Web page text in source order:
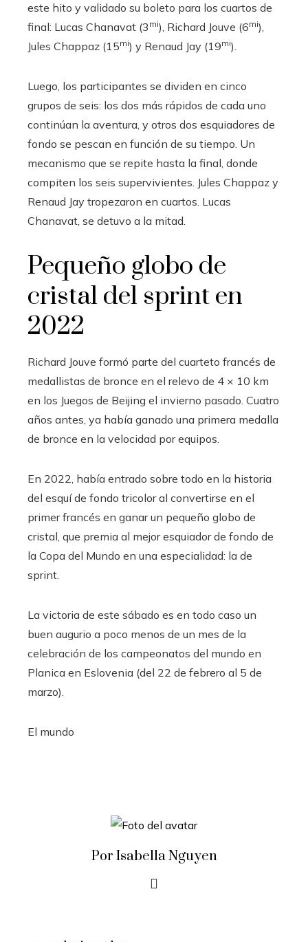
este hito y validado su boleto para los cuartos de
final: Lucas Chanavat (3 mi), Richard Jouve (6mi),
Jules Chappaz (15mi) y Renaud Jay (19mi).
Luego, los participantes se dividen en cinco
grupos de seis: los dos más rápidos de cada uno
continúan la aventura, y otros dos esquiadores de
fondo se pescan en función de su tiempo. Un
mecanismo que se repite hasta la final, donde
compiten los seis supervivientes. Jules Chappaz y
Renaud Jay tropezaron en cuartos. Lucas
Chanavat, se detuvo a la mitad.
Pequeño globo de
cristal del sprint en
2022
Richard Jouve formó parte del cuarteto francés de
medallistas de bronce en el relevo de 4 × 10 km
en los Juegos de Beijing el invierno pasado. Cuatro
años antes, ya había ganado una primera medalla
de bronce en la velocidad por equipos.
En 2022, había entrado sobre todo en la historia
del esquí de fondo tricolor al convertirse en el
primer francés en ganar un pequeño globo de
cristal, que premia al mejor esquiador de fondo de
la Copa del Mundo en una especialidad: la de
sprint.
La victoria de este sábado es en todo caso un
buen augurio a poco menos de un mes de la
celebración de los campeonatos del mundo en
Planica en Eslovenia (del 22 de febrero al 5 de
marzo).
El mundo
Por Isabella Nguyen